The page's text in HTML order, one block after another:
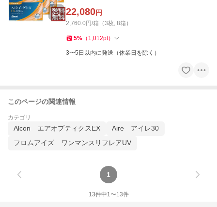
22,080円
2,760.0円/箱（3枚, 8箱）
5% （ 1,012pt）
3〜5日以内に発送（休業日を除く）
このページの関連情報
カテゴリ
Alcon エアオプティクスEX
Aire アイレ30
フロムアイズ ワンマンスリフレアUV
1
13件中1〜13件